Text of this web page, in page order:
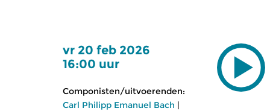
vr 20 feb 2026
16:00 uur
Componisten/uitvoerenden:
Carl Philipp Emanuel Bach |